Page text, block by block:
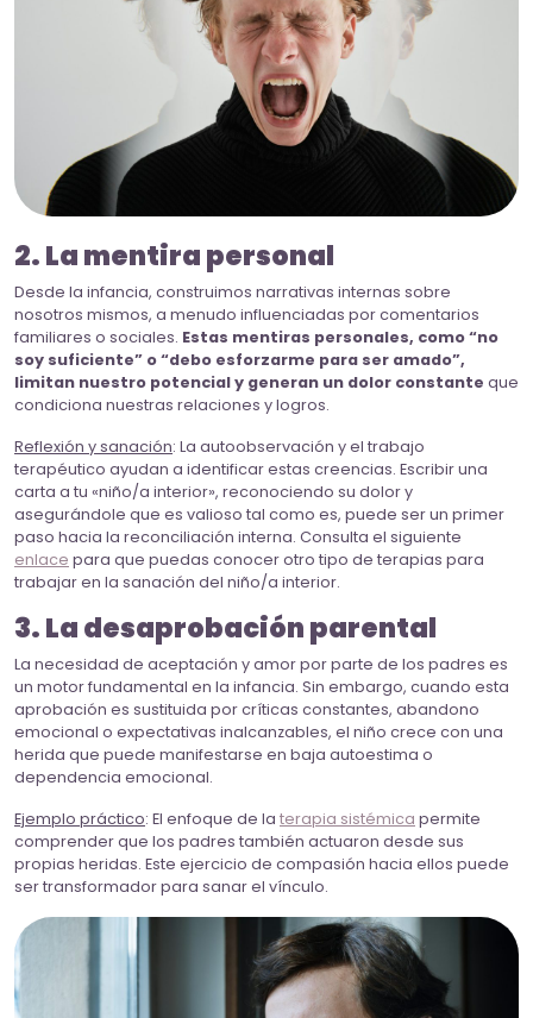
2. La mentira personal
Desde la infancia, construimos narrativas internas sobre
nosotros mismos, a menudo influenciadas por comentarios
familiares o sociales. Estas mentiras personales, como “no
soy suficiente” o “debo esforzarme para ser amado”,
limitan nuestro potencial y generan un dolor constante que
condiciona nuestras relaciones y logros.
Reflexión y sanación: La autoobservación y el trabajo
terapéutico ayudan a identificar estas creencias. Escribir una
carta a tu «niño/a interior», reconociendo su dolor y
asegurándole que es valioso tal como es, puede ser un primer
paso hacia la reconciliación interna. Consulta el siguiente
enlace para que puedas conocer otro tipo de terapias para
trabajar en la sanación del niño/a interior.
3. La desaprobación parental
La necesidad de aceptación y amor por parte de los padres es
un motor fundamental en la infancia. Sin embargo, cuando esta
aprobación es sustituida por críticas constantes, abandono
emocional o expectativas inalcanzables, el niño crece con una
herida que puede manifestarse en baja autoestima o
dependencia emocional.
Ejemplo práctico: El enfoque de la terapia sistémica permite
comprender que los padres también actuaron desde sus
propias heridas. Este ejercicio de compasión hacia ellos puede
ser transformador para sanar el vínculo.